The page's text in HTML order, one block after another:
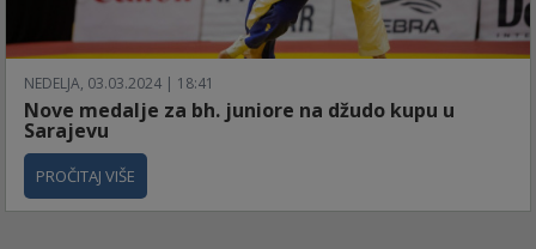
NEDELJA, 03.03.2024 | 18:41
Nove medalje za bh. juniore na džudo kupu u
Sarajevu
PROČITAJ VIŠE